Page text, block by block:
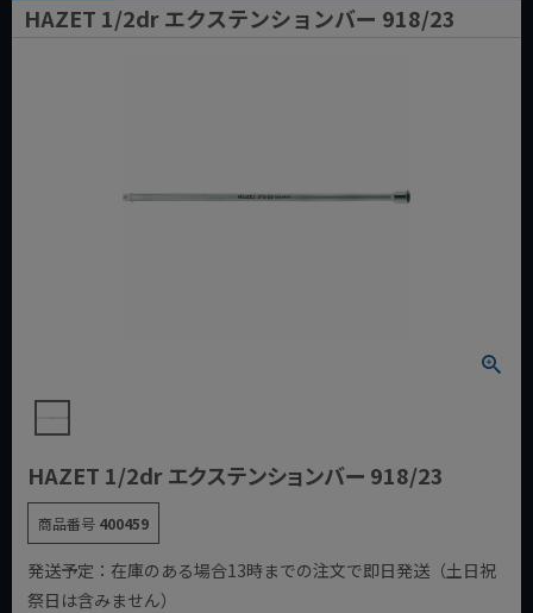
HAZET 1/2dr エクステンションバー 918/23
HAZET 1/2dr エクステンションバー 918/23
商品番号 400459
発送予定：在庫のある場合13時までの注文で即日発送（土日祝
祭日は含みません）